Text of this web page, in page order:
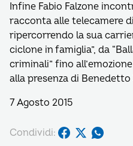
Infine Fabio Falzone
racconta alle telecamere
ripercorrendo la sua
ciclone in famiglia”, da
criminali” fino
alla presenza di Benedetto
7 Agosto 2015
Condividi: